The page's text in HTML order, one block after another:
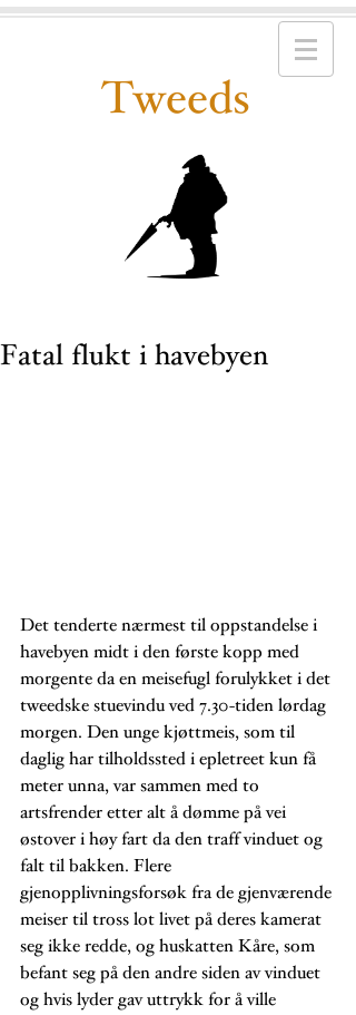
Tweeds
Fatal flukt i havebyen
Det tenderte nærmest til oppstandelse i
havebyen midt i den første kopp med
morgente da en meisefugl forulykket i det
tweedske stuevindu ved 7.30-tiden lørdag
morgen. Den unge kjøttmeis, som til
daglig har tilholdssted i epletreet kun få
meter unna, var sammen med to
artsfrender etter alt å dømme på vei
østover i høy fart da den traff vinduet og
falt til bakken. Flere
gjenopplivningsforsøk fra de gjenværende
meiser til tross lot livet på deres kamerat
seg ikke redde, og huskatten Kåre, som
befant seg på den andre siden av vinduet
og hvis lyder gav uttrykk for å ville